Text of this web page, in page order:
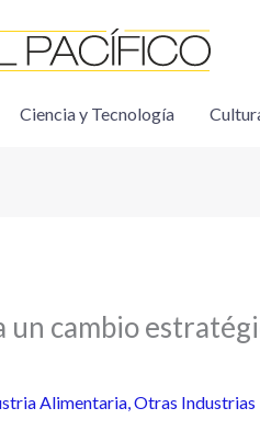
Ciencia y Tecnología
un cambio
Alimentaria,Otras Industrias